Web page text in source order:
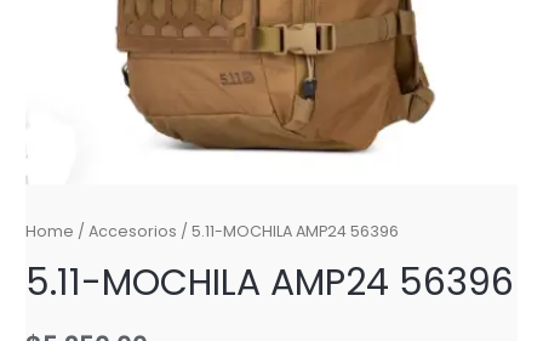
Home /Accesorios / 5.11-MOCHILA AMP24 56396
5.11-MOCHILA AMP24 56396